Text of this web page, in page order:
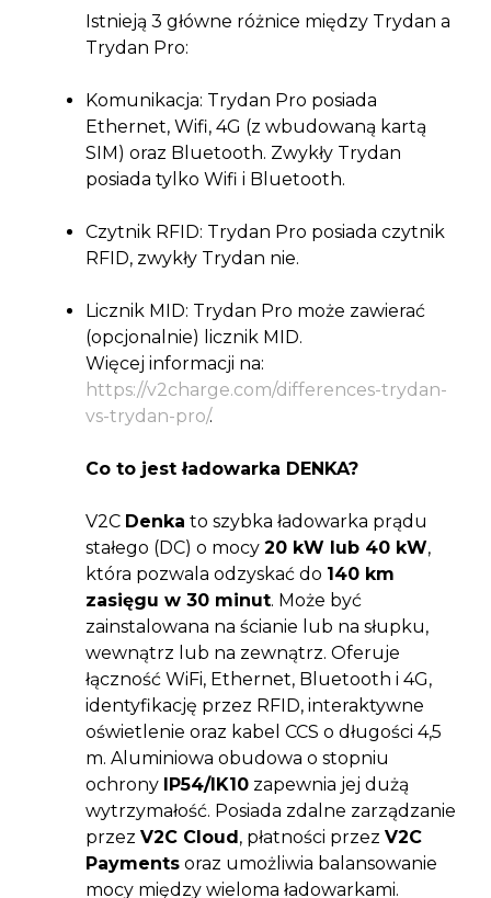
Istnieją 3 główne różnice między Trydan a
Trydan Pro:
Komunikacja: Trydan Pro posiada
Ethernet, Wifi, 4G (z wbudowaną kartą
SIM) oraz Bluetooth. Zwykły Trydan
posiada tylko Wifi i Bluetooth.
Czytnik RFID: Trydan Pro posiada czytnik
RFID, zwykły Trydan nie.
Licznik MID: Trydan Pro może zawierać
(opcjonalnie) licznik MID.
Więcej informacji na:
https://v2charge.com/differences-trydan-
vs-trydan-pro/.
Co to jest ładowarka DENKA?
V2C Denka to szybka ładowarka prądu
stałego (DC) o mocy 20 kW lub 40 kW,
która pozwala odzyskać do 140 km
zasięgu w 30 minut. Może być
zainstalowana na ścianie lub na słupku,
wewnątrz lub na zewnątrz. Oferuje
łączność WiFi, Ethernet, Bluetooth i 4G,
identyfikację przez RFID, interaktywne
oświetlenie oraz kabel CCS o długości 4,5
m. Aluminiowa obudowa o stopniu
ochrony IP54/IK10 zapewnia jej dużą
wytrzymałość. Posiada zdalne zarządzanie
przez V2C Cloud, płatności przez V2C
Payments oraz umożliwia balansowanie
mocy między wieloma ładowarkami.